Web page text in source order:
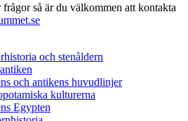
så är du välkommen att kontakta
och stenåldern
och antikens huvudlinjer
kulturerna
Egypten